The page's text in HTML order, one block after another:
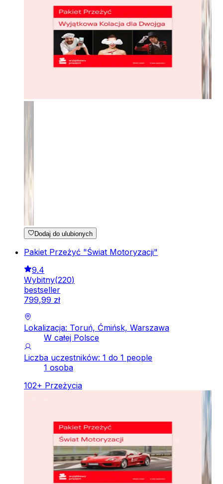
Dodaj do ulubionych
Pakiet Przeżyć "Świat Motoryzacji"
9.4
Wybitny(220)
bestseller
799,99 zł
Lokalizacja: Toruń, Ćmińsk, Warszawa
W całej Polsce
Liczba uczestników: 1 do 1 people
1 osoba
102+ Przeżycia